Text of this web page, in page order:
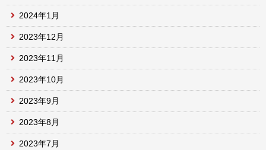
2024年1月
2023年12月
2023年11月
2023年10月
2023年9月
2023年8月
2023年7月